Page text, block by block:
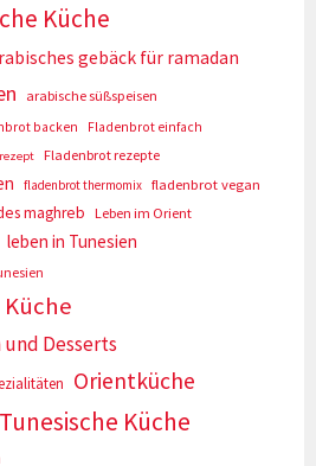
Küche
gebäck für ramadan
arabische süßspeisen
backen
Fladenbrot einfach
Fladenbrot rezepte
fladenbrot thermomix fladenbrot vegan
maghreb
Leben im Orient
leben in Tunesien
Desserts
Orientküche
Tunesische Küche